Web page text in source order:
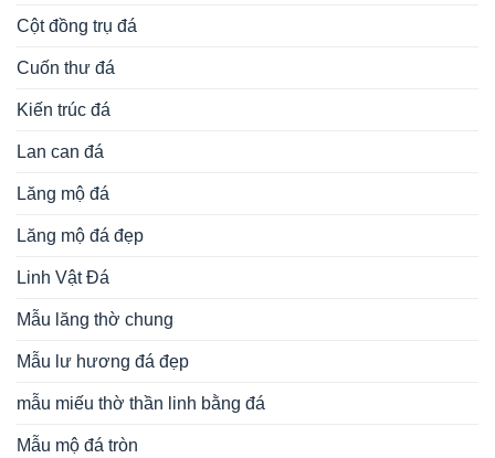
Cột đồng trụ đá
Cuốn thư đá
Kiến trúc đá
Lan can đá
Lăng mộ đá
Lăng mộ đá đẹp
Linh Vật Đá
Mẫu lăng thờ chung
Mẫu lư hương đá đẹp
mẫu miếu thờ thần linh bằng đá
Mẫu mộ đá tròn